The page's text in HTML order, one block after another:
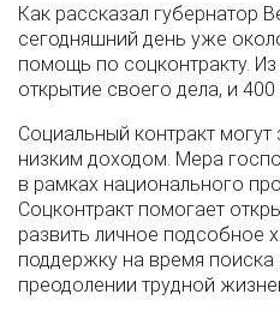
Как рассказал губернатор
сегодняшний день уже
помощь по соцконтракту.
открытие своего дела, и
Социальный контракт
низким доходом. Мера
в рамках национального
Соцконтракт помогает
развить личное подсобное
поддержку на время
преодолении трудной